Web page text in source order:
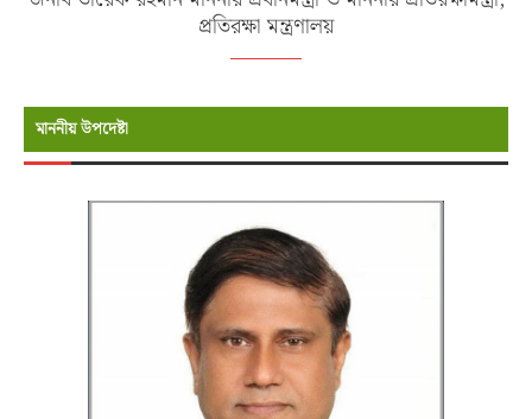
প্রতিরক্ষা মন্ত্রণালয়
মাননীয় উপদেষ্টা